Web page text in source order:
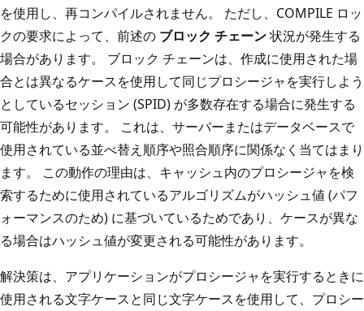
を使用し、再コンパイルされません。 ただし、COMPILE ロッ
クの要求によって、前述の ブロック チェーン状況が発生する
場合があります。 ブロック チェーンは、作成に使用された場
合とは異なるケースを使用して同じプロシージャを実行しよう
としているセッション (SPID) が多数存在する場合に発生する
可能性があります。 これは、サーバーまたはデータベースで
使用されている並べ替え順序や照合順序に関係なく当てはまり
ます。 この動作の理由は、キャッシュ内のプロシージャを検
索するために使用されているアルゴリズムがハッシュ値 (パフ
ォーマンスのため) に基づいているためであり、ケースが異な
る場合はハッシュ値が変更される可能性があります。
解決策は、アプリケーションがプロシージャを実行するときに
使用される文字ケースと同じ文字ケースを使用して、プロシー